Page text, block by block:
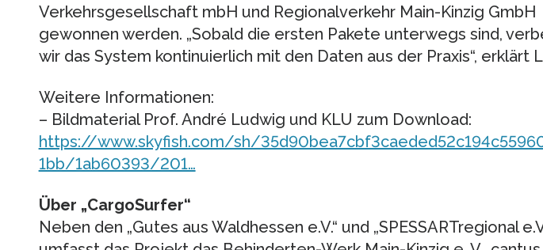
Verkehrsgesellschaft mbH und Regionalverkehr Main-Kinzig GmbH
gewonnen werden. „Sobald die ersten Pakete unterwegs sind,
wir das System kontinuierlich mit den Daten aus der Praxis“, erklärt
Weitere Informationen:
– Bildmaterial Prof. André Ludwig und KLU zum Download:
https://www.skyfish.com/sh/
1bb/1ab60393/201…
Über „CargoSurfer“
Neben den „Gutes aus Waldhessen e.V.“ und „SPESSARTregional